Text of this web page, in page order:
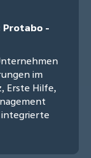
Protabo -
im
Erste Hilfe,
integrierte